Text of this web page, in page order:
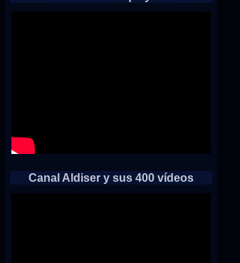
Canal Aldiser y sus 400 vídeos